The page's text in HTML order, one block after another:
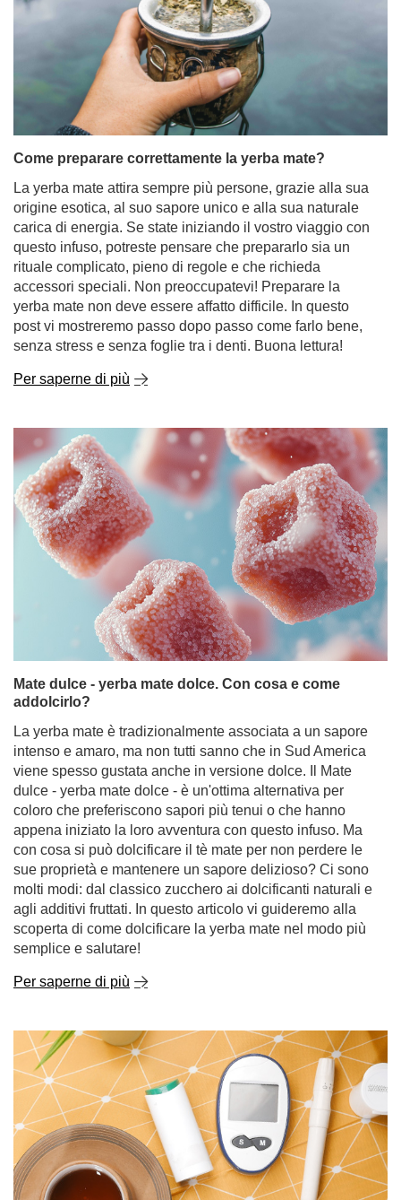
Come preparare correttamente la yerba mate?
La yerba mate attira sempre più persone, grazie alla sua
origine esotica, al suo sapore unico e alla sua naturale
carica di energia. Se state iniziando il vostro viaggio con
questo infuso, potreste pensare che prepararlo sia un
rituale complicato, pieno di regole e che richieda
accessori speciali. Non preoccupatevi! Preparare la
yerba mate non deve essere affatto difficile. In questo
post vi mostreremo passo dopo passo come farlo bene,
senza stress e senza foglie tra i denti. Buona lettura!
Per saperne di più
Mate dulce - yerba mate dolce. Con cosa e come
addolcirlo?
La yerba mate è tradizionalmente associata a un sapore
intenso e amaro, ma non tutti sanno che in Sud America
viene spesso gustata anche in versione dolce. Il Mate
dulce - yerba mate dolce - è un'ottima alternativa per
coloro che preferiscono sapori più tenui o che hanno
appena iniziato la loro avventura con questo infuso. Ma
con cosa si può dolcificare il tè mate per non perdere le
sue proprietà e mantenere un sapore delizioso? Ci sono
molti modi: dal classico zucchero ai dolcificanti naturali e
agli additivi fruttati. In questo articolo vi guideremo alla
scoperta di come dolcificare la yerba mate nel modo più
semplice e salutare!
Per saperne di più